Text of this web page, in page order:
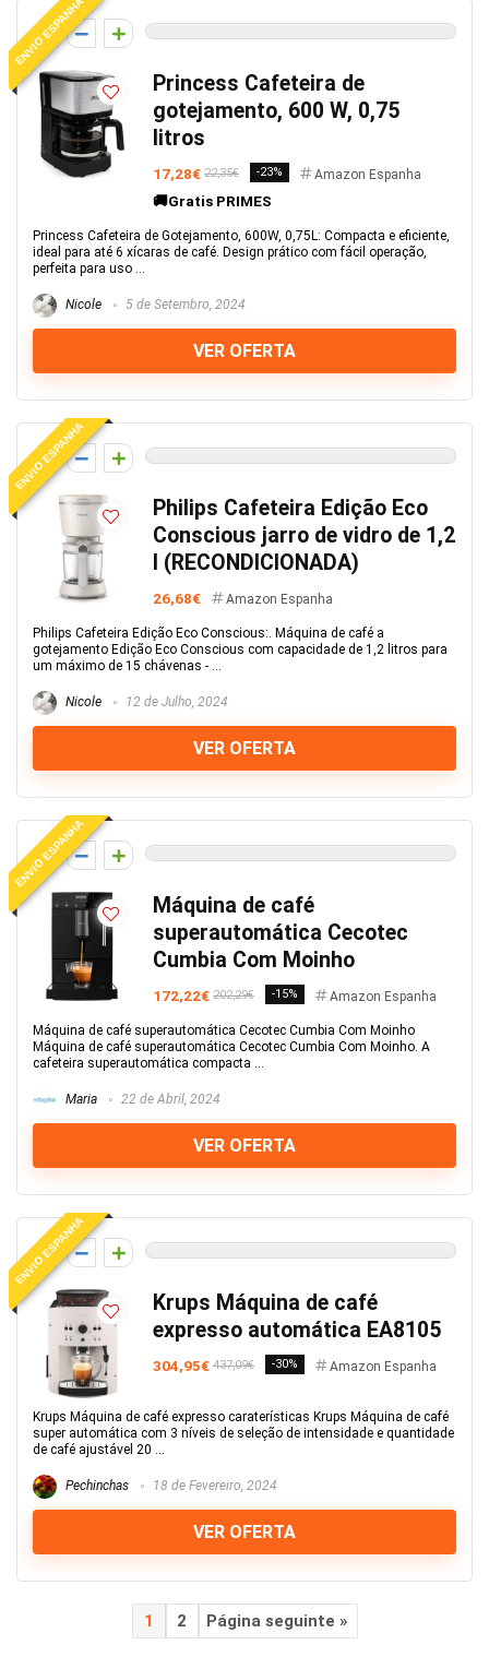
ENVIO ESPANHA
0
Princess Cafeteira de
gotejamento, 600 W, 0,75
litros
17,28€ 22,35€ -23% Amazon Espanha
🚚Gratis PRIMES
Princess Cafeteira de Gotejamento, 600W, 0,75L: Compacta e eficiente,
ideal para até 6 xícaras de café. Design prático com fácil operação,
perfeita para uso ...
Nicole 5 de Setembro, 2024
VER OFERTA
ENVIO ESPANHA
0
Philips Cafeteira Edição Eco
Conscious jarro de vidro de 1,2
l (RECONDICIONADA)
26,68€ Amazon Espanha
Philips Cafeteira Edição Eco Conscious:. Máquina de café a
gotejamento Edição Eco Conscious com capacidade de 1,2 litros para
um máximo de 15 chávenas - ...
Nicole 12 de Julho, 2024
VER OFERTA
ENVIO ESPANHA
0
Máquina de café
superautomática Cecotec
Cumbia Com Moinho
172,22€ 202,29€ -15% Amazon Espanha
Máquina de café superautomática Cecotec Cumbia Com Moinho
Máquina de café superautomática Cecotec Cumbia Com Moinho. A
cafeteira superautomática compacta ...
Maria 22 de Abril, 2024
VER OFERTA
ENVIO ESPANHA
0
Krups Máquina de café
expresso automática EA8105
304,95€ 437,09€ -30% Amazon Espanha
Krups Máquina de café expresso caraterísticas Krups Máquina de café
super automática com 3 níveis de seleção de intensidade e quantidade
de café ajustável 20 ...
Pechinchas 18 de Fevereiro, 2024
VER OFERTA
1 2 Página seguinte »